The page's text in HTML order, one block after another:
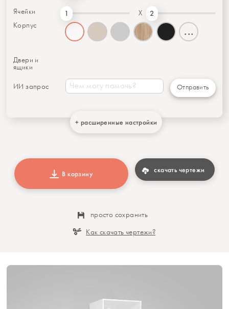
Ячейки 1 X 2
Корпус ...
Двери и
ящики
ИИ запрос Отправить
+ расширенные настройки
В корзину скачать чертежи
просто сохранить
Как скачать чертежи?